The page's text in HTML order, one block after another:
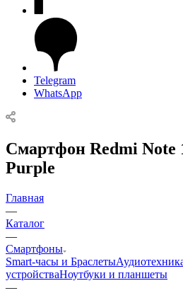
Telegram
WhatsApp
Смартфон Redmi Note
Purple
Главная
—
Каталог
—
Смартфоны
Smart-часы и Браслеты
устройстваНоутбуки и планшеты
—